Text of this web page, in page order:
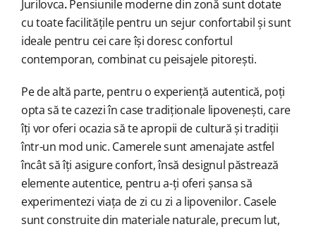
Jurilovca.Pensiunile moderne din zonă sunt dotate
cu toate facilitățile pentru un sejur confortabil și sunt
ideale pentru cei care își doresc confortul
contemporan, combinat cu peisajele pitorești.
Pe de altă parte, pentru o experiență autentică, poți
opta să te cazezi în case tradiționale lipovenești, care
îți vor oferi ocazia să te apropii de cultură și tradiții
într-un mod unic. Camerele sunt amenajate astfel
încât să îți asigure confort, însă designul păstrează
elemente autentice, pentru a-ți oferi șansa să
experimentezi viața de zi cu zi a lipovenilor. Casele
sunt construite din materiale naturale, precum lut,